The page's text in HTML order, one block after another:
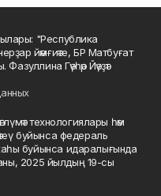
"Республика
йәмғиәте, БР Матбуғат
Гәүһәр Йәүҙәт
технологиялары һәм
буйынса федераль
буйынса идаралығында
2025 йылдың 19-сы